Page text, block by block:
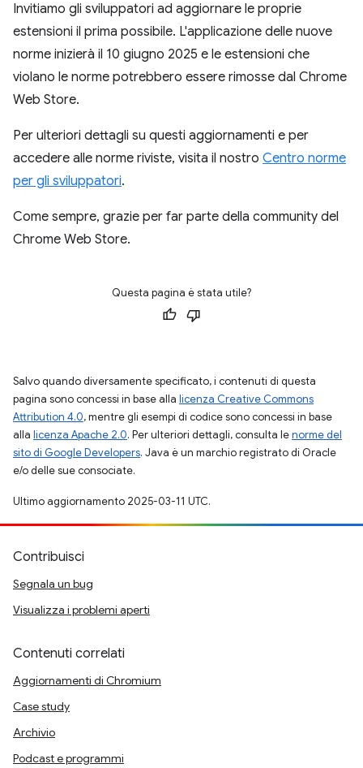
Invitiamo gli sviluppatori ad aggiornare le proprie
estensioni il prima possibile. L'applicazione delle nuove
norme inizierà il 10 giugno 2025 e le estensioni che
violano le norme potrebbero essere rimosse dal Chrome
Web Store.
Per ulteriori dettagli su questi aggiornamenti e per
accedere alle norme riviste, visita il nostro Centro norme
per gli sviluppatori.
Come sempre, grazie per far parte della community del
Chrome Web Store.
Questa pagina è stata utile?
Salvo quando diversamente specificato, i contenuti di questa
pagina sono concessi in base alla licenza Creative Commons
Attribution 4.0, mentre gli esempi di codice sono concessi in base
alla licenza Apache 2.0. Per ulteriori dettagli, consulta lenorme del
sito di Google Developers. Java è un marchio registrato di Oracle
e/o delle sue consociate.
Ultimo aggiornamento 2025-03-11 UTC.
Contribuisci
Segnala un bug
Visualizza i problemi aperti
Contenuti correlati
Aggiornamenti di Chromium
Case study
Archivio
Podcast e programmi